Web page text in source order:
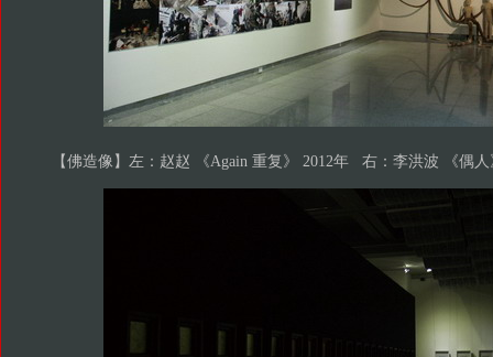
【佛造像】左：赵赵 《Again 重复》 2012年 右：李洪波 《偶